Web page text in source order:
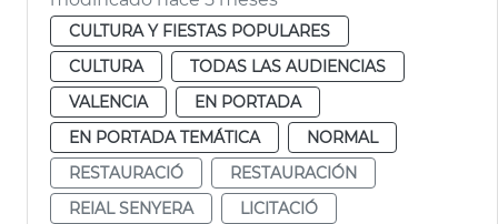
CULTURA Y FIESTAS POPULARES
CULTURA
TODAS LAS AUDIENCIAS
VALENCIA
EN PORTADA
EN PORTADA TEMÁTICA
NORMAL
RESTAURACIÓ
RESTAURACIÓN
REIAL SENYERA
LICITACIÓ